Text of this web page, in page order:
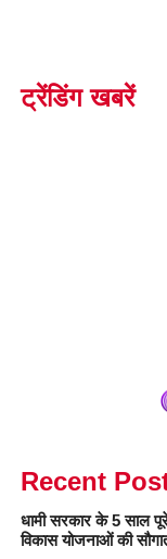
ट्रेंडिंग खबरें
Recent
धामी सरकार के 5 साल
विकास योजनाओं की